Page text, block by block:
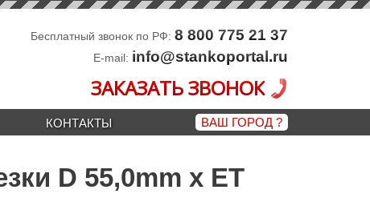
Бесплатный звонок по РФ: 8 800 775 21 37
E-mail: info@stankoportal.ru
ЗАКАЗАТЬ ЗВОНОК
КОНТАКТЫ ВАШ ГОРОД?
D 55,0mm x ET